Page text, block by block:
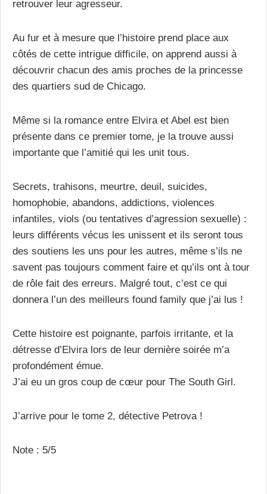
retrouver leur agresseur.
Au fur et à mesure que l’histoire prend place aux
côtés de cette intrigue difficile, on apprend aussi à
découvrir chacun des amis proches de la princesse
des quartiers sud de Chicago.
Même si la romance entre Elvira et Abel est bien
présente dans ce premier tome, je la trouve aussi
importante que l’amitié qui les unit tous.
Secrets, trahisons, meurtre, deuil, suicides,
homophobie, abandons, addictions, violences
infantiles, viols (ou tentatives d’agression sexuelle) :
leurs différents vécus les unissent et ils seront tous
des soutiens les uns pour les autres, même s’ils ne
savent pas toujours comment faire et qu’ils ont à tour
de rôle fait des erreurs. Malgré tout, c’est ce qui
donnera l’un des meilleurs found family que j’ai lus !
Cette histoire est poignante, parfois irritante, et la
détresse d’Elvira lors de leur dernière soirée m’a
profondément émue.
J’ai eu un gros coup de cœur pour The South Girl.
J’arrive pour le tome 2, détective Petrova !
Note : 5/5